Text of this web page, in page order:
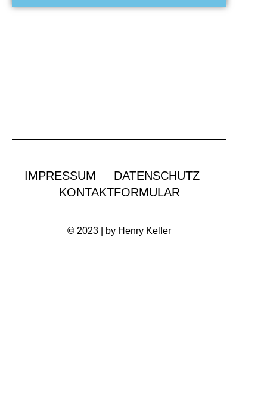
IMPRESSUM
DATENSCHUTZ
KONTAKTFORMULAR
© 2023 | by Henry Keller